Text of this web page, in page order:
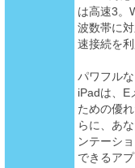
は高速3。
波数帯に
速接続を利
パワフル
iPadは、E
ための優
らに、あ
ンテーシ
できるア